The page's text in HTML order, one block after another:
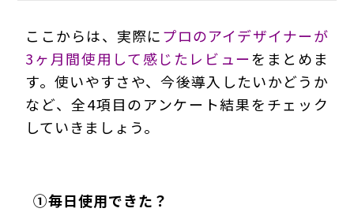
ここからは、実際にプロのアイデザイナーが
3ヶ月間使用して感じたレビューをまとめま
す。使いやすさや、今後導入したいかどうか
など、全4項目のアンケート結果をチェック
していきましょう。
➀毎日使用できた？